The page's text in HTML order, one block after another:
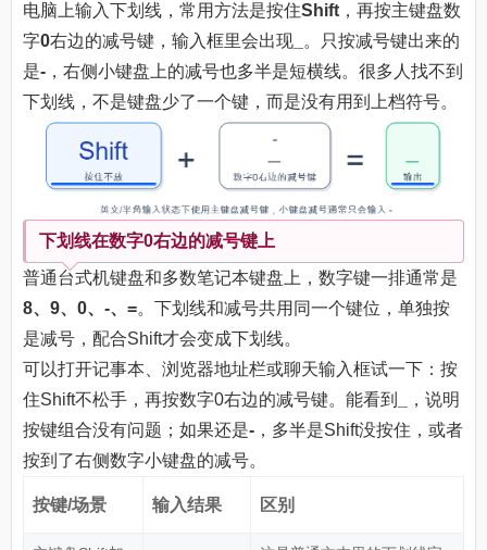
电脑上输入下划线，常用方法是按住Shift ，再按主键盘数
字0右边的减号键，输入框里会出现
。只按减号键出来的
是- ，右侧小键盘上的减号也多半是短横线。很多人找不到
下划线，不是键盘少了一个键，而是没有用到上档符号。
下划线在数字0右边的减号键上
普通台式机键盘和多数笔记本键盘上，数字键一排通常是
8、9、0、-、=。下划线和减号共用同一个键位，单独按
是减号，配合Shift才会变成下划线。
可以打开记事本、浏览器地址栏或聊天输入框试一下：按
住Shift不松手，再按数字0右边的减号键。能看到
，说明
按键组合没有问题；如果还是- ，多半是Shift没按住，或者
按到了右侧数字小键盘的减号。
按键/场景 输入结果 区别